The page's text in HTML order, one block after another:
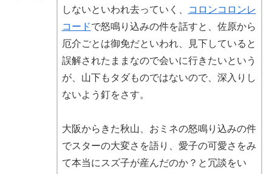
しないといわれ去っていく、
コロンコロンレ
コードで怒鳴り込みの件を話すと、佐原から
厄介ごとは御免だといわれ、見下していると
誤解されたままなので会いに行きたいという
が、山下もタダものではないので、深入りし
ないよう釘をさす。
大阪からきた秋山、おミネの怒鳴り込みの件
でスターの大変さを語り、愛子の可愛さをみ
て本当にスズ子が産んだのか？と冗談をい